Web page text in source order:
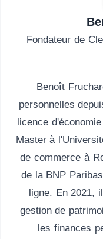
Fondateur de
Benoît
personnelles
licence
Master à
de commerce à
de la BNP
ligne. En 2021,
gestion de
les finances